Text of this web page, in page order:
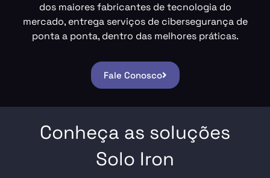
dos maiores fabricantes de tecnologia do
mercado, entrega serviços de cibersegurança de
ponta a ponta, dentro das melhores práticas.
Fale Conosco
Conheça as soluções
Solo Iron